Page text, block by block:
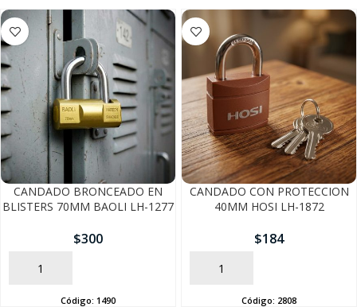
CANDADO BRONCEADO EN
BLISTERS 70MM BAOLI LH-1277
$300
AÑADIR
Código: 1490
CANDADO CON PROTECCION
40MM HOSI LH-1872
$184
AÑADIR
Código: 2808